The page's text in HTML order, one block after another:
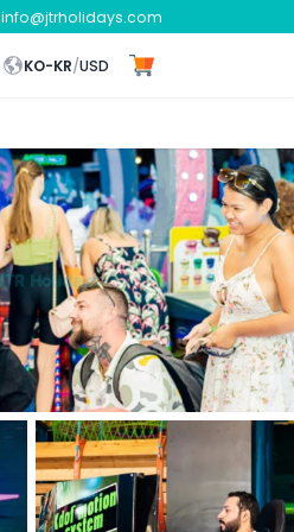
info@jtrholidays.com
KO-KR/USD